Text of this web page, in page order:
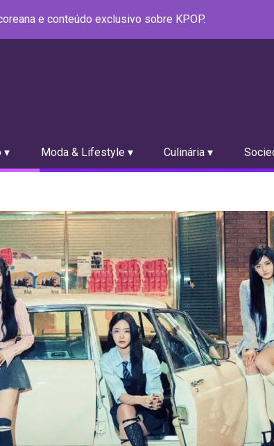
e conteúdo exclusivo sobre KPOP.
▾ Moda & Lifestyle ▾ Culinária ▾